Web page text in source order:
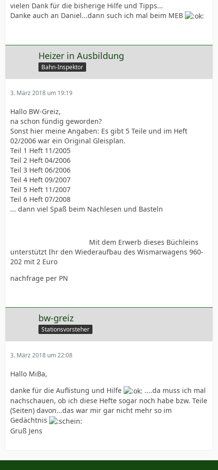
vielen Dank für die bisherige Hilfe und Tipps...
Danke auch an Daniel...dann such ich mal beim MEB
Heizer in Ausbildung
Bahn-Inspektor
3. März 2018 um 19:19
Hallo BW-Greiz,
na schon fündig geworden?
Sonst hier meine Angaben: Es gibt 5 Teile und im Heft
02/2006 war ein Original Gleisplan.
Teil 1 Heft 11/2005
Teil 2 Heft 04/2006
Teil 3 Heft 06/2006
Teil 4 Heft 09/2007
Teil 5 Heft 11/2007
Teil 6 Heft 07/2008
... dann viel Spaß beim Nachlesen und Basteln
Mit dem Erwerb dieses Büchleins
unterstützt Ihr den Wiederaufbau des Wismarwagens 960-
202 mit 2 Euro
nachfrage per PN
bw-greiz
Stationsvorsteher
3. März 2018 um 22:08
Hallo MiBa,
danke für die Auflistung und Hilfe
....da muss ich mal
nachschauen, ob ich diese Hefte sogar noch habe bzw. Teile
(Seiten) davon...das war mir gar nicht mehr so im
Gedächtnis
Gruß Jens